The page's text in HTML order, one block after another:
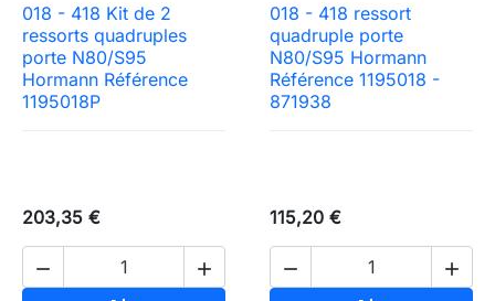
018 - 418 Kit de 2
ressorts quadruples
porte N80/S95
Hormann Référence
1195018P
203,35 €
 
018 - 418 ressort
quadruple porte
N80/S95 Hormann
Référence 1195018 -
871938
115,20 €
 